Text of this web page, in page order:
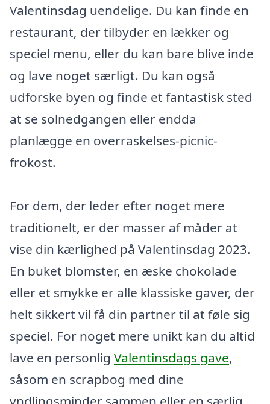
Valentinsdag uendelige. Du kan finde en
restaurant, der tilbyder en lækker og
speciel menu, eller du kan bare blive inde
og lave noget særligt. Du kan også
udforske byen og finde et fantastisk sted
at se solnedgangen eller endda
planlægge en overraskelses-picnic-
frokost.
For dem, der leder efter noget mere
traditionelt, er der masser af måder at
vise din kærlighed på Valentinsdag 2023.
En buket blomster, en æske chokolade
eller et smykke er alle klassiske gaver, der
helt sikkert vil få din partner til at føle sig
speciel. For noget mere unikt kan du altid
lave en personlig Valentinsdags gave,
såsom en scrapbog med dine